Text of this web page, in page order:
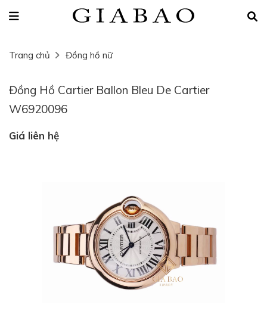
Trang chủ Đồng hồ nữ
Đồng Hồ Cartier Ballon Bleu De Cartier
W6920096
Giá liên hệ